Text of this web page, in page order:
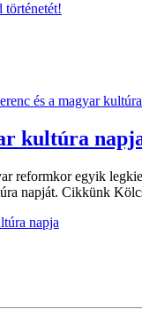
történetét!
kultúra
reformkor egyik
napját. Cikkünk
napja